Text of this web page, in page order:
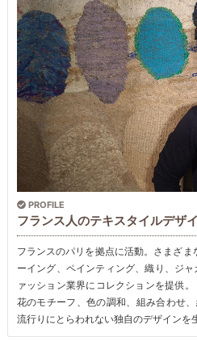
PROFILE
フランス人のテキスタイルデザ
フランスのパリを拠点に活動。さまざ
ーイング、ペインティング、織り、ジ
ァッション業界にコレクションを提供
花のモチーフ、色の調和、組み合わせ
流行りにとらわれない独自のデザインを